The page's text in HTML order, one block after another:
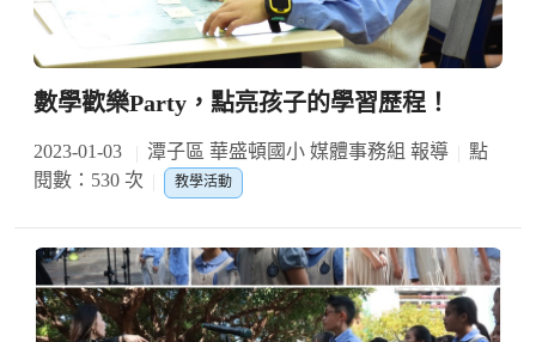
數學歡樂Party，點亮孩子的學習歷程！
2023-01-03 潭子區 華盛頓國小 媒體事務組 報導
點
閱數：530 次
教學活動